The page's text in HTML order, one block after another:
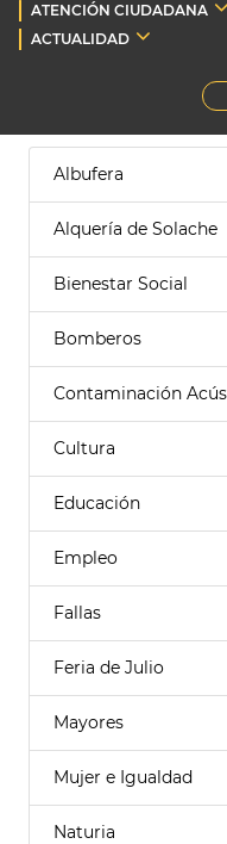
ATENCIÓN CIUDADANA
ACTUALIDAD
Albufera
Alquería de Solache
Bienestar Social
Bomberos
Contaminación
Cultura
Educación
Empleo
Fallas
Feria de Julio
Mayores
Mujer e Igualdad
Naturia